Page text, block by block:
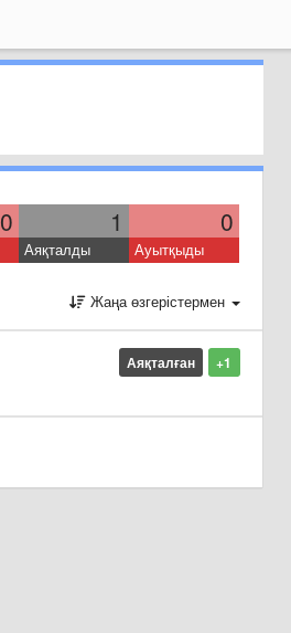
0 1 0
Аяқталды Ауытқыды
Жаңа өзгерістермен
+1
Аяқталған